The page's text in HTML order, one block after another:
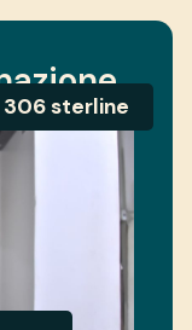
sterline